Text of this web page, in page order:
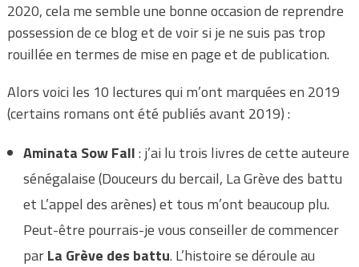
2020, cela me semble une bonne occasion de reprendre
possession de ce blog et de voir si je ne suis pas trop
rouillée en termes de mise en page et de publication.
Alors voici les 10 lectures qui m’ont marquées en 2019
(certains romans ont été publiés avant 2019) :
Aminata Sow Fall: j’ai lu trois livres de cette auteure
sénégalaise (Douceurs du bercail, La Grève des battu
et L’appel des arènes) et tous m’ont beaucoup plu.
Peut-être pourrais-je vous conseiller de commencer
parLa Grève des battu. L’histoire se déroule au